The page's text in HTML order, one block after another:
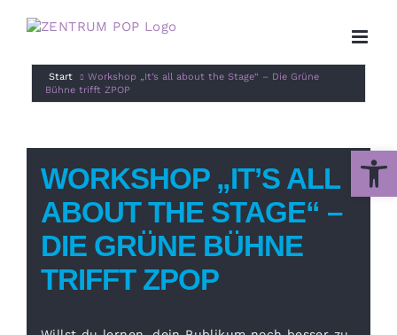
Inhalt
Start
Workshop „It’s all about the Stage“ – Die Grüne
Bühne trifft ZPOP
WORKSHOP „IT’S ALL
ABOUT THE STAGE“ –
DIE GRÜNE BÜHNE
TRIFFT ZPOP